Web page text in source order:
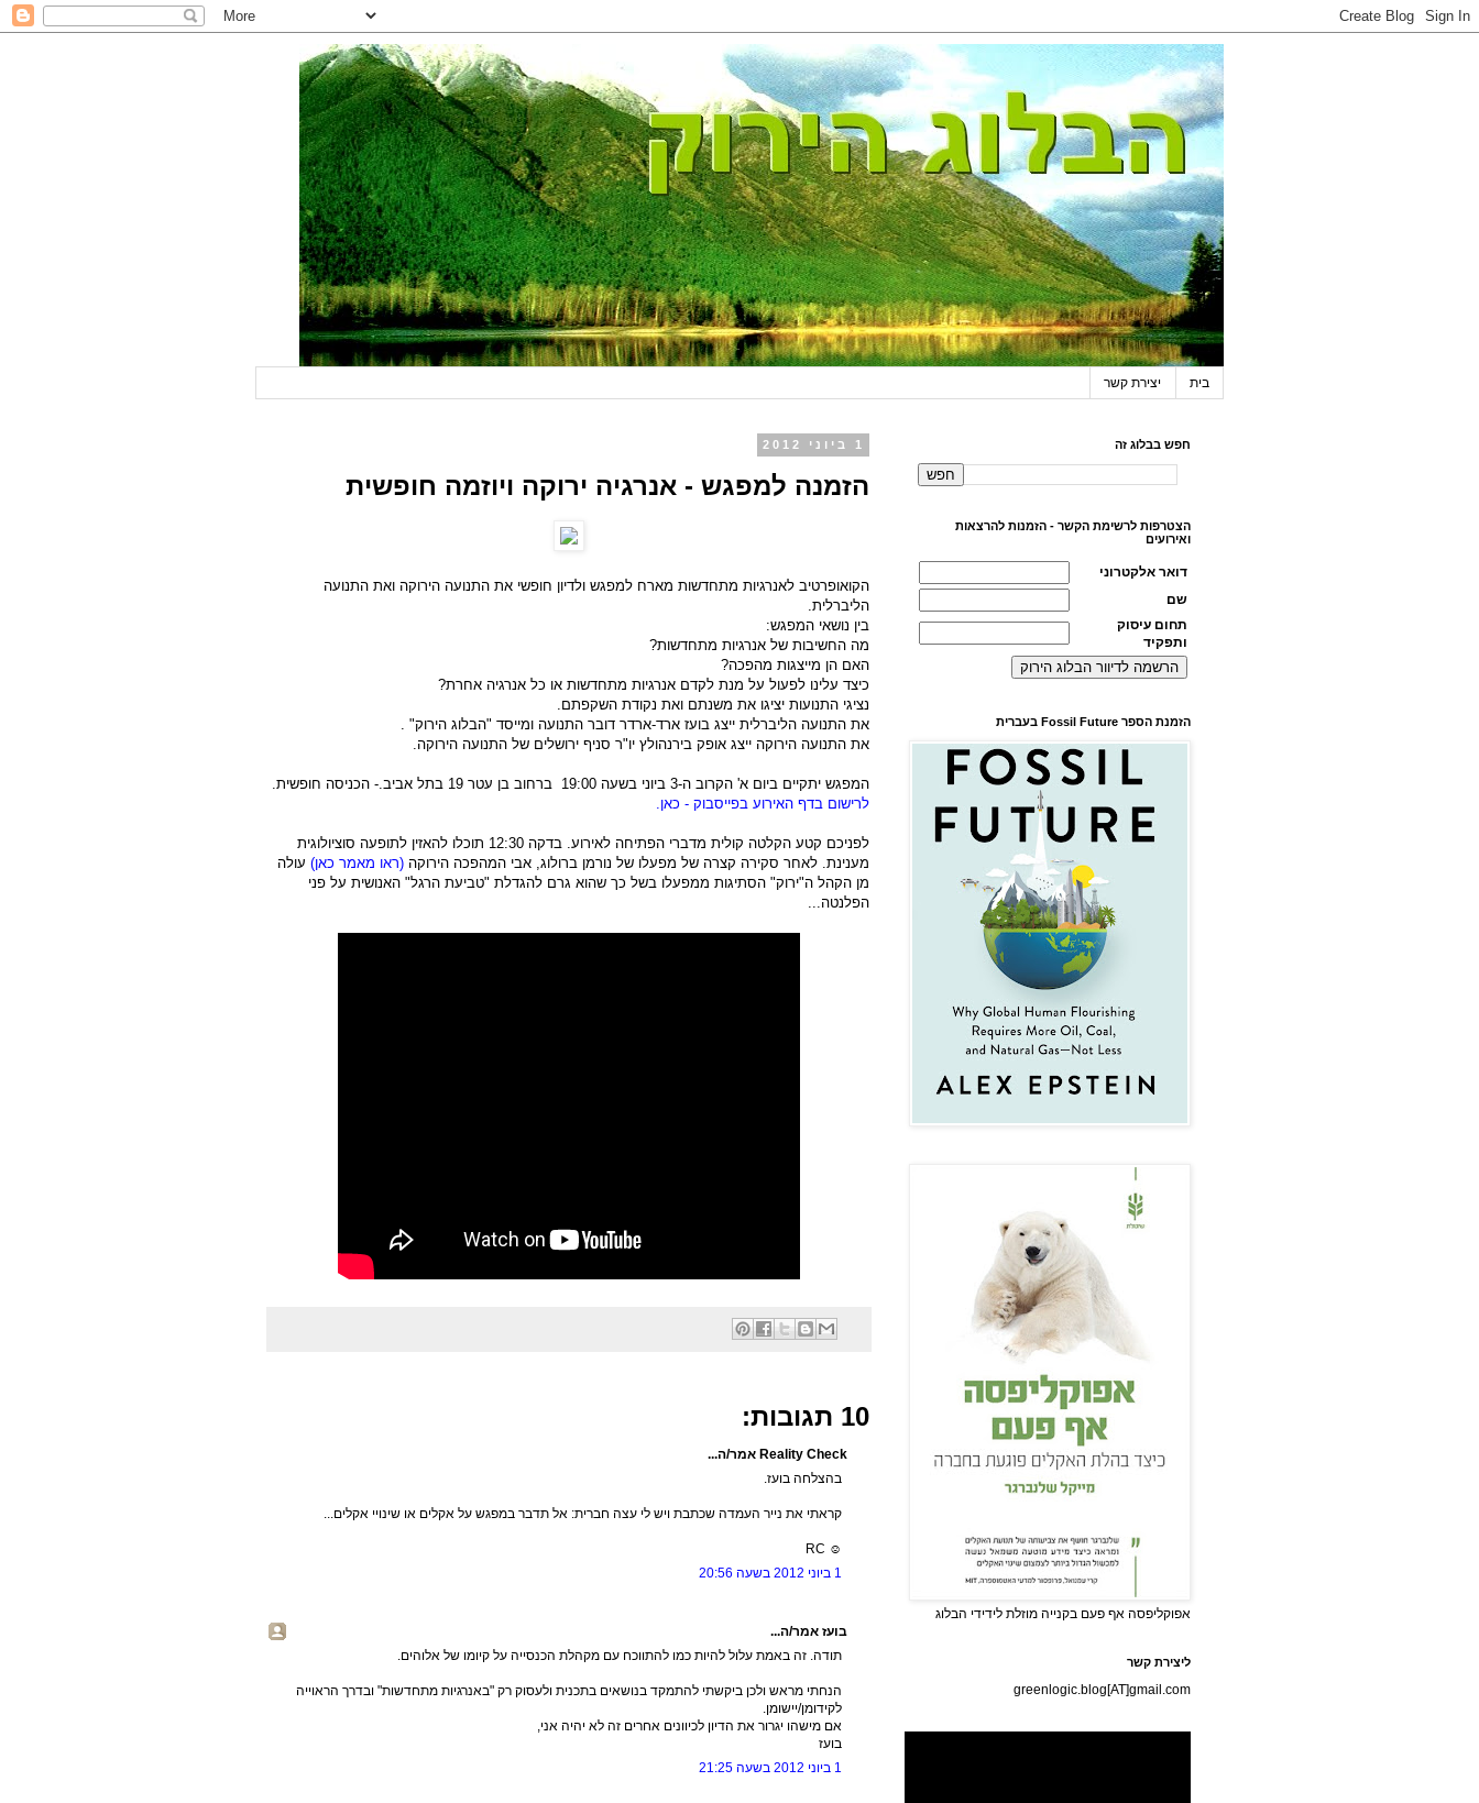
בית יצירת קשר
1 ביוני 2012
הזמנה למפגש - אנרגיה ירוקה ויוזמה חופשית
הקואופרטיב לאנרגיות מתחדשות מארח למפגש ולדיון חופשי את התנועה הירוקה ואת התנועה
הליברלית.
בין נושאי המפגש:
מה החשיבות של אנרגיות מתחדשות?
האם הן מייצגות מהפכה?
כיצד עלינו לפעול על מנת לקדם אנרגיות מתחדשות או כל אנרגיה אחרת?
נציגי התנועות יציגו את משנתם ואת נקודת השקפתם.
את התנועה הליברלית ייצג בועז ארד-ארדר דובר התנועה ומייסד "הבלוג הירוק" .
את התנועה הירוקה ייצג אופק בירנהולץ יו"ר סניף ירושלים של התנועה הירוקה.
המפגש יתקיים ביום א' הקרוב ה-3 ביוני בשעה 19:00 ברחוב בן עטר 19 בתל אביב.- הכניסה חופשית.
לרישום בדף האירוע בפייסבוק - כאן.
לפניכם קטע הקלטה קולית מדברי הפתיחה לאירוע. בדקה 12:30 תוכלו להאזין לתופעה סוציולוגית
מענינת. לאחר סקירה קצרה של מפעלו של נורמן ברולוג, אבי המהפכה הירוקה (ראו מאמר כאן) עולה
מן הקהל ה"ירוק" הסתיגות ממפעלו בשל כך שהוא גרם להגדלת "טביעת הרגל" האנושית על פני
הפלנטה...
10 תגובות:
Reality Check אמר/ה...
בהצלחה בועז.
קראתי את נייר העמדה שכתבת ויש לי עצה חברית: אל תדבר במפגש על אקלים או שינויי אקלים...
☺ RC
1 ביוני 2012 בשעה 20:56
בועז אמר/ה...
תודה. זה באמת עלול להיות כמו להתווכח עם מקהלת הכנסייה על קיומו של אלוהים.
הנחתי מראש ולכן ביקשתי להתמקד בנושאים בתכנית ולעסוק רק "באנרגיות מתחדשות" ובדרך הראוייה
לקידומן/יישומן.
אם מישהו יגרור את הדיון לכיוונים אחרים זה לא יהיה אני,
בועז
1 ביוני 2012 בשעה 21:25
חפש בבלוג זה
הצטרפות לרשימת הקשר - הזמנות להרצאות
ואירועים
דואר אלקטרוני
שם
תחום עיסוק
ותפקיד
הזמנת הספר Fossil Future בעברית
אפוקליפסה אף פעם בקנייה מוזלת לידידי הבלוג
ליצירת קשר
greenlogic.blog[AT]gmail.com